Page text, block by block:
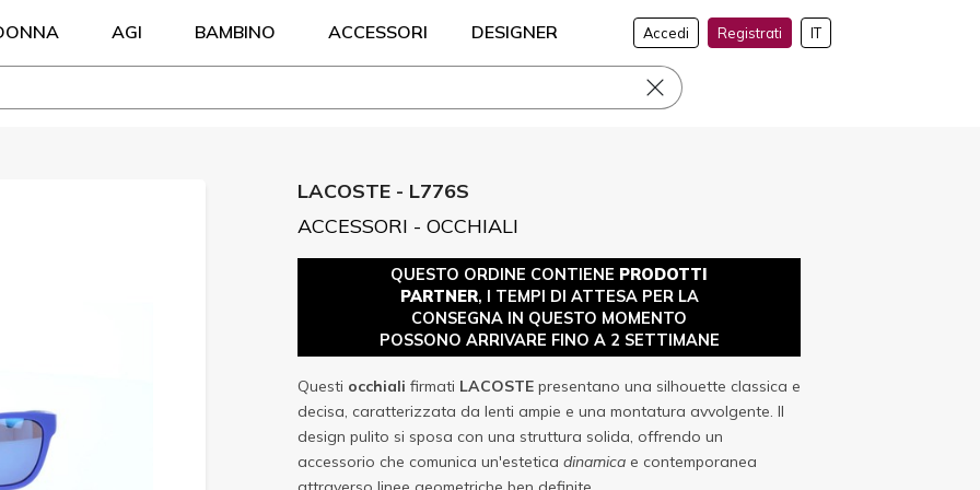
AGI BAMBINO ACCESSORI DESIGNER Accedi Registrati IT
LACOSTE - L776S
ACCESSORI - OCCHIALI
QUESTO ORDINE CONTIENE PRODOTTI
PARTNER, I TEMPI DI ATTESA PER LA
CONSEGNA IN QUESTO MOMENTO
POSSONO ARRIVARE FINO A 2 SETTIMANE
Questi occhiali firmati LACOSTE presentano una silhouette classica e
decisa, caratterizzata da lenti ampie e una montatura avvolgente. Il
design pulito si sposa con una struttura solida, offrendo un
accessorio che comunica un'estetica dinamica e contemporanea